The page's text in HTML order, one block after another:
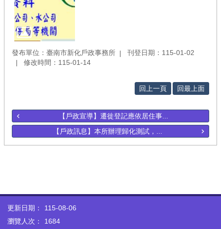
發布單位：臺南市新化戶政事務所
刊登日期：115-01-02
修改時間：115-01-14
回上一頁 回最上面
【戶政宣導】遷徙登記應依居住事...
【戶政訊息】本所辦理歸化測試，...
更新日期：
115-08-06
瀏覽人次：
1684